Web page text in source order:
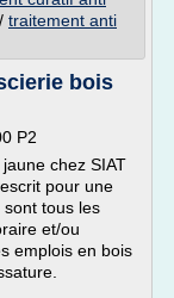
/ traitement anti
bois
P2
chez SIAT
pour une
sont tous les
et/ou
emplois en bois